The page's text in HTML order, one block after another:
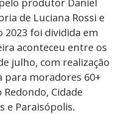
de Luciana Rossi e
2023 foi dividida em
aconteceu entre os
julho, com realização
para moradores 60+
Cidade
e Paraisópolis.